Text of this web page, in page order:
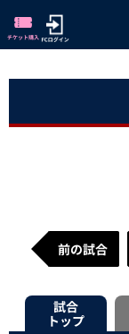
前の試合
試合
トップ